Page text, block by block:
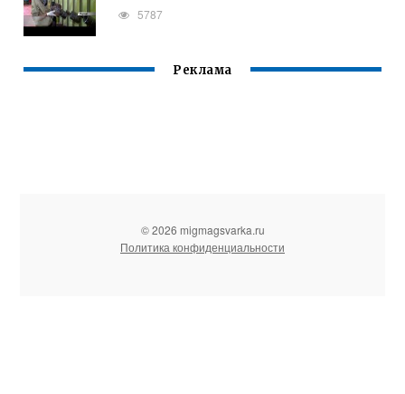
5787
Реклама
© 2026 migmagsvarka.ru
Политика конфиденциальности